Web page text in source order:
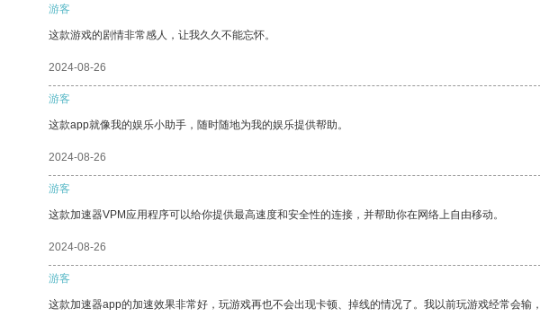
游客
这款游戏的剧情非常感人，让我久久不能忘怀。
2024-08-26
游客
这款app就像我的娱乐小助手，随时随地为我的娱乐提供帮助。
2024-08-26
游客
这款加速器VPM应用程序可以给你提供最高速度和安全性的连接，并帮助你在网络上自由移动。
2024-08-26
游客
这款加速器app的加速效果非常好，玩游戏再也不会出现卡顿、掉线的情况了。我以前玩游戏经常会输